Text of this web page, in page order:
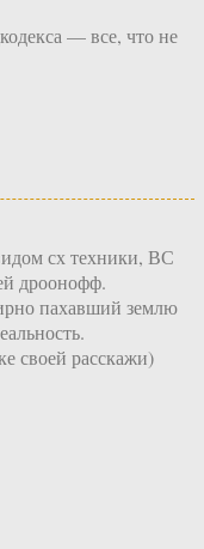
— все, что не
сх техники, ВС
дроонофф.
пахавший землю
своей расскажи)